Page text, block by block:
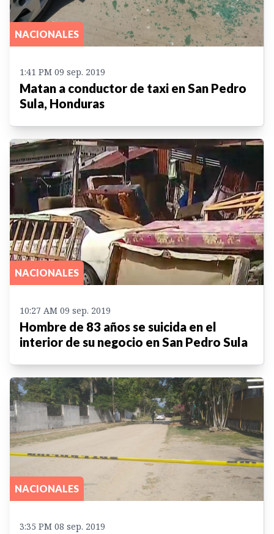
NACIONALES
1:41 PM 09 sep. 2019
Matan a conductor de taxi en San Pedro
Sula, Honduras
NACIONALES
10:27 AM 09 sep. 2019
Hombre de 83 años se suicida en el
interior de su negocio en San Pedro Sula
NACIONALES
3:35 PM 08 sep. 2019